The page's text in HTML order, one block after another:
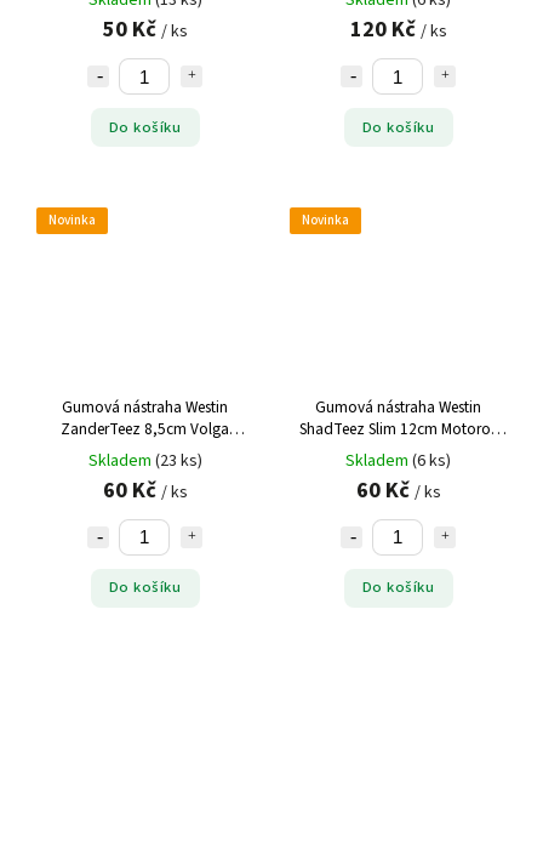
50 Kč / ks
Do košíku
120 Kč / ks
Do košíku
Novinka
Gumová nástraha Westin
ZanderTeez 8,5cm Volga
Zander
Skladem (23 ks)
60 Kč / ks
Do košíku
Novinka
Gumová nástraha Westin
ShadTeez Slim 12cm Motoroil
Gold UV nástraha
Skladem (6 ks)
60 Kč / ks
Do košíku